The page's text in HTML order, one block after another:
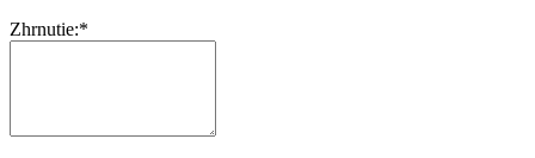
Zhrnutie:*